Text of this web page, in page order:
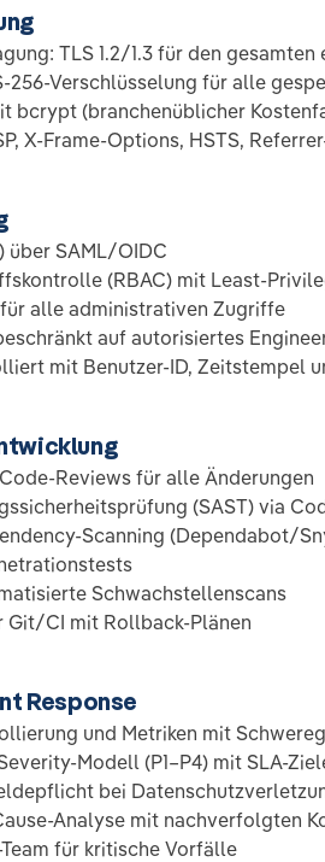
TLS 1.2/1.3 für den
256-Verschlüsselung für alle
bcrypt (branchenüblicher
X-Frame-Options, HSTS,
über SAML/OIDC
(RBAC) mit Least-
alle administrativen Zugriffe
auf autorisiertes
mit Benutzer-ID, Zeitstempel
Reviews für alle Änderungen
(SAST) via
Scanning (Dependabot/
Schwachstellenscans
Git/CI mit Rollback-Plänen
Response
und Metriken mit
Modell (P1–P4) mit SLA-
bei
Analyse mit nachverfolgten
für kritische Vorfälle